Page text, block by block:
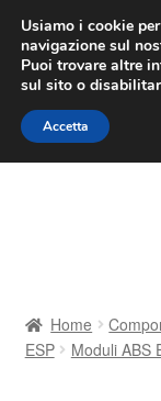
Lun-
Vai
alla
navigazione
Vai
al
contenuto
Consegna
Home
ESP
Moduli ABS
Usiamo i cookie
navigazione sul
Puoi trovare altre
sul sito o
Accetta